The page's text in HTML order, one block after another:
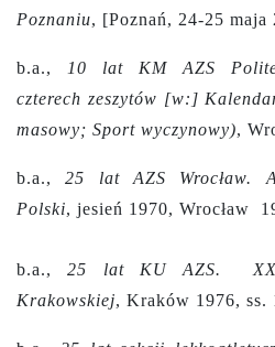
Poznaniu, [Poznań, 24-25 maja
b.a.,
10 lat KM AZS
czterech zeszytów [w:]
masowy; Sport wyczynowy),
b.a.,25 lat AZS Wrocław.
Polski, jesień 1970, Wrocław
b.a.,25 lat KU AZS.
Krakowskiej, Kraków 1976, ss.